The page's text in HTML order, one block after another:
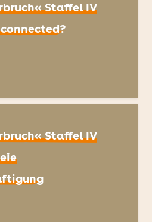
Staffel IV
Staffel IV